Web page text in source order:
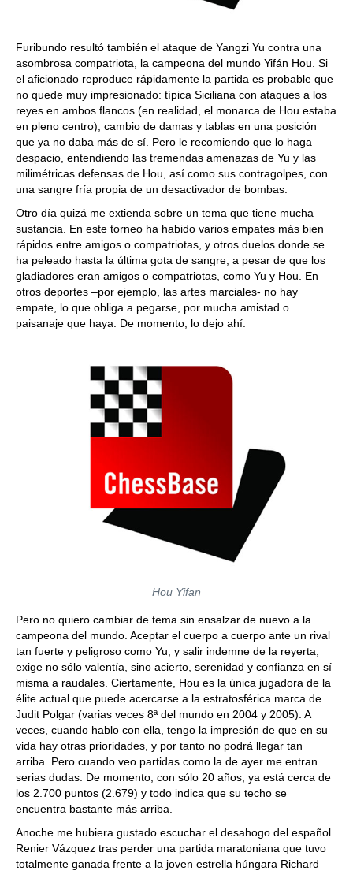
Furibundo resultó también el ataque de Yangzi Yu contra una
asombrosa compatriota, la campeona del mundo Yifán Hou. Si
el aficionado reproduce rápidamente la partida es probable que
no quede muy impresionado: típica Siciliana con ataques a los
reyes en ambos flancos (en realidad, el monarca de Hou estaba
en pleno centro), cambio de damas y tablas en una posición
que ya no daba más de sí. Pero le recomiendo que lo haga
despacio, entendiendo las tremendas amenazas de Yu y las
milimétricas defensas de Hou, así como sus contragolpes, con
una sangre fría propia de un desactivador de bombas.
Otro día quizá me extienda sobre un tema que tiene mucha
sustancia. En este torneo ha habido varios empates más bien
rápidos entre amigos o compatriotas, y otros duelos donde se
ha peleado hasta la última gota de sangre, a pesar de que los
gladiadores eran amigos o compatriotas, como Yu y Hou. En
otros deportes –por ejemplo, las artes marciales- no hay
empate, lo que obliga a pegarse, por mucha amistad o
paisanaje que haya. De momento, lo dejo ahí.
Hou Yifan
Pero no quiero cambiar de tema sin ensalzar de nuevo a la
campeona del mundo. Aceptar el cuerpo a cuerpo ante un rival
tan fuerte y peligroso como Yu, y salir indemne de la reyerta,
exige no sólo valentía, sino acierto, serenidad y confianza en sí
misma a raudales. Ciertamente, Hou es la única jugadora de la
élite actual que puede acercarse a la estratosférica marca de
Judit Polgar (varias veces 8ª del mundo en 2004 y 2005). A
veces, cuando hablo con ella, tengo la impresión de que en su
vida hay otras prioridades, y por tanto no podrá llegar tan
arriba. Pero cuando veo partidas como la de ayer me entran
serias dudas. De momento, con sólo 20 años, ya está cerca de
los 2.700 puntos (2.679) y todo indica que su techo se
encuentra bastante más arriba.
Anoche me hubiera gustado escuchar el desahogo del español
Renier Vázquez tras perder una partida maratoniana que tuvo
totalmente ganada frente a la joven estrella húngara Richard